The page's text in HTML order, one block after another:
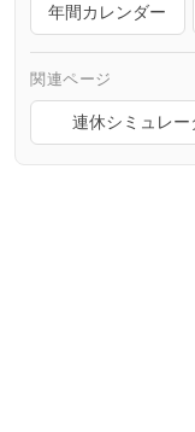
年間カレンダー
関連ページ
連休シミュレー